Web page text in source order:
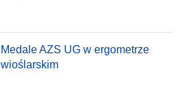
Medale AZS UG w ergometrze
wioślarskim